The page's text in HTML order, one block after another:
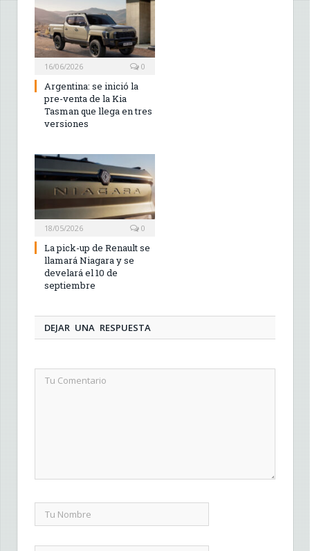
16/06/2026 0
Argentina: se inició la
pre-venta de la Kia
Tasman que llega en tres
versiones
18/05/2026 0
La pick-up de Renault se
llamará Niagara y se
develará el 10 de
septiembre
DEJAR UNA RESPUESTA